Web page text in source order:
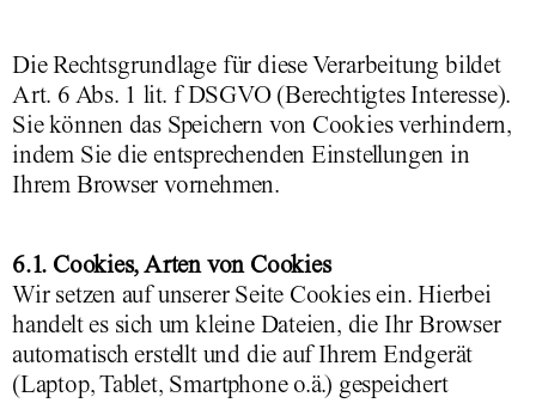
Die Rechtsgrundlage für diese Verarbeitung bildet
Art. 6 Abs. 1 lit. f DSGVO (Berechtigtes Interesse).
Sie können das Speichern von Cookies verhindern,
indem Sie die entsprechenden Einstellungen in
Ihrem Browser vornehmen.
6.1. Cookies, Arten von Cookies
Wir setzen auf unserer Seite Cookies ein. Hierbei
handelt es sich um kleine Dateien, die Ihr Browser
automatisch erstellt und die auf Ihrem Endgerät
(Laptop, Tablet, Smartphone o.ä.) gespeichert